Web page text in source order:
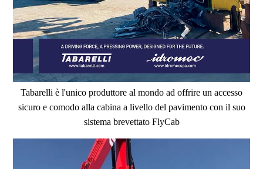
Tabarelli è l'unico produttore al mondo ad offrire un accesso
sicuro e comodo alla cabina a livello del pavimento con il suo
sistema brevettato FlyCab